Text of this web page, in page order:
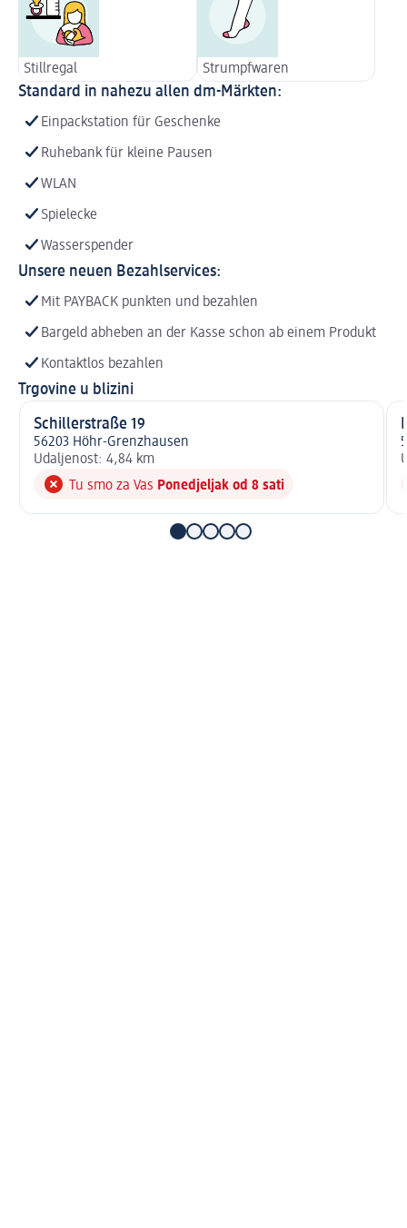
Stillregal Strumpfwaren
Standard in nahezu allen dm-Märkten:
Einpackstation für Geschenke
Ruhebank für kleine Pausen
WLAN
Spielecke
Wasserspender
Unsere neuen Bezahlservices:
Mit PAYBACK punkten und bezahlen
Bargeld abheben an der Kasse schon ab einem Produkt
Kontaktlos bezahlen
Trgovine u blizini
Schillerstraße 19
56203 Höhr-Grenzhausen
Udaljenost: 4,84 km
Tu smo za Vas Ponedjeljak od 8 sati